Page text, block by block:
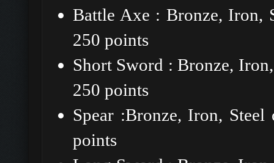
Battle Axe : Bronze, Iron,
250 points
Short Sword : Bronze,
250 points
Spear :Bronze, Iron,
points